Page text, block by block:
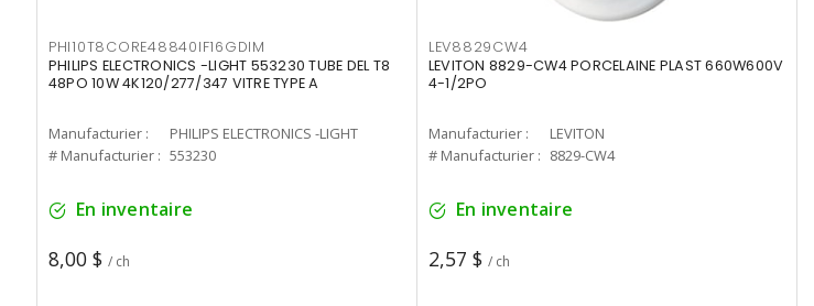
PHI10T8CORE48840IF16GDIM
PHILIPS ELECTRONICS -LIGHT 553230 TUBE DEL T8
48PO 10W 4K120/277/347 VITRE TYPE A
Manufacturier :
PHILIPS ELECTRONICS -LIGHT
# Manufacturier : 553230
En inventaire
8,00 $ / ch
LEV8829CW4
LEVITON 8829-CW4 PORCELAINE PLAST 660W600V
4-1/2PO
Manufacturier :
LEVITON
# Manufacturier : 8829-CW4
En inventaire
2,57 $ / ch